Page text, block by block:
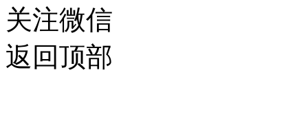
关注微信
返回顶部